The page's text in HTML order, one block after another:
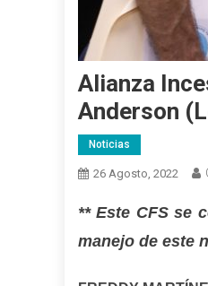
Alianza
Anderson
Noticias
26 Agosto, 2022
** Este CFS se
manejo de este